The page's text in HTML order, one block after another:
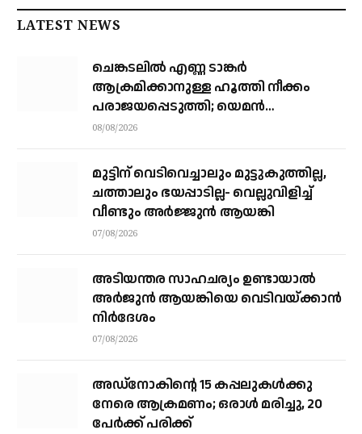
LATEST NEWS
ചെങ്കടലില്‍ എണ്ണ ടാങ്കര്‍
ആക്രമിക്കാനുള്ള ഹൂത്തി നീക്കം
പരാജയപ്പെടുത്തി; യെമൻ
സംഘർഷത്തിലേക്ക് നീങ്ങുന്നുവെന്ന്
08/08/2026
മുട്ടിന് വെടിവെച്ചാലും മുട്ടുകുത്തില്ല,
ചത്താലും ഭയപ്പാടില്ല- വെല്ലുവിളിച്ച്
വീണ്ടും അർജ്ജുൻ ആയങ്കി
07/08/2026
അടിയന്തര സാഹചര്യം ഉണ്ടായാല്‍
അര്‍ജുന്‍ ആയങ്കിയെ വെടിവയ്ക്കാന്‍
നിര്‍ദേശം
07/08/2026
അഡ്നോകിന്റെ 15 കപ്പലുകള്‍ക്കു
നേരെ ആക്രമണം; ഒരാള്‍ മരിച്ചു, 20
പേര്‍ക്ക് പരിക്ക്